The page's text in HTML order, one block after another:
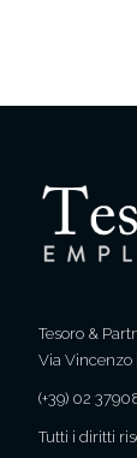
Tesoro &
Via Vincenzo
(+39) 02
Tutti i diritti